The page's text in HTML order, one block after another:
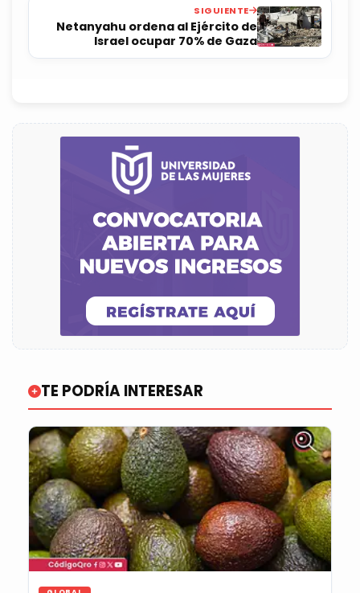
SIGUIENTE
Netanyahu ordena al Ejército de
Israel ocupar 70% de Gaza
TE PODRÍA INTERESAR